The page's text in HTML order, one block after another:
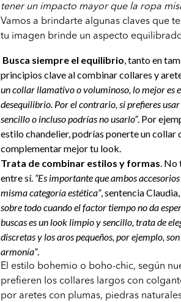
tener un impacto mayor que la ropa
Vamos a brindarte algunas claves que
tu imagen brinde un aspecto
Busca siempre el equilibrio, tanto en
principios clave al combinar collares y
un collar llamativo o voluminoso, lo mejor es
desequilibrio. Por el contrario, si prefieres
sencillo o incluso podrías no usarlo”. Por
estilo chandelier, podrías ponerte un collar
complementar mejor tu look.
Trata de combinar estilos y formas. No
entre sí. “Es importante que ambos
misma categoría estética”, sentencia
sobre todo cuando el factor tiempo no da
buscas es un look limpio y sencillo, trata de
discretas y los aros pequeños, por ejemplo,
armonía”.
El estilo bohemio o boho-chic, según
prefieren los collares largos con
por aretes con plumas, piedras